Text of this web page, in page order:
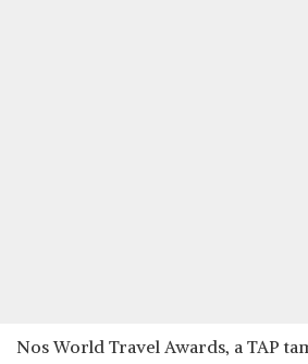
Nos World Travel Awards, a TAP